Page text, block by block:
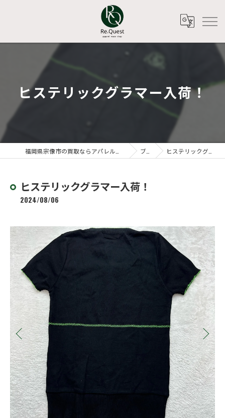
ヒステリックグラマー入荷！
ブログ ヒステリックグラマー入荷！
ヒステリックグラマー入荷！
2024/08/06